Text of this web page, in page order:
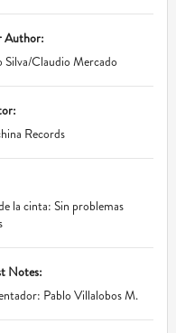
Author:
Silva/Claudio Mercado
Records
la cinta: Sin problemas
Notes:
Pablo Villalobos M.